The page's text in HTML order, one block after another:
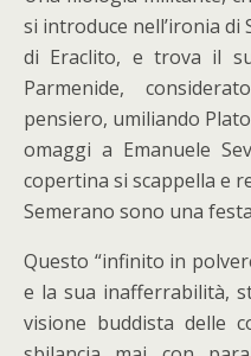
si introduce nell’ironia di
di Eraclito, e trova il
Parmenide,
pensiero, umiliando
omaggi a Emanuele
copertina si scappella e
Semerano sono una
Questo “infinito in
e la sua inafferrabilità,
visione buddista delle